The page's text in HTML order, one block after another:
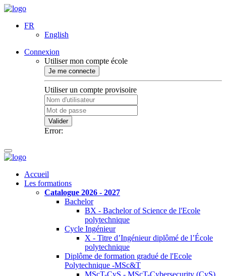
FR
English
Connexion
Utiliser mon compte école
Je me connecte
Utiliser un compte provisoire
Valider
Error:
Accueil
Les formations
Catalogue 2026 - 2027
Bachelor
BX - Bachelor of Science de l'Ecole
polytechnique
Cycle Ingénieur
X - Titre d’Ingénieur diplômé de l’École
polytechnique
Diplôme de formation gradué de l'Ecole
Polytechnique -MSc&T
MScT-CyS - MScT-Cybersecurity (CyS)